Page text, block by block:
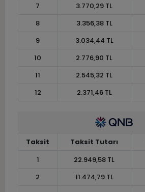
7
3.770,29 TL
8
3.356,38 TL
9
3.034,44 TL
10
2.776,90 TL
11
2.545,32 TL
12
2.371,46 TL
Taksit Taksit Tutarı
1
22.949,58 TL
2
11.474,79 TL